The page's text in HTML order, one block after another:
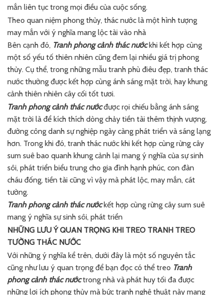
mắn liên tục trong mọi điều của cuộc sống.
Theo quan niệm phong thủy, thác nước là một hình tượng
may mắn với ý nghĩa mang lộc tài vào nhà
Bên cạnh đó, Tranh phong cảnh thác nướckhi kết hợp cùng
một số yếu tố thiên nhiên cũng đem lại nhiều giá trị phong
thủy. Cụ thể, trong những mẫu tranh phù điêu đẹp, tranh thác
nước thường được kết hợp cùng ánh sáng mặt trời, hay khung
cảnh thiên nhiên cây cối tốt tươi.
Tranh phong cảnh thác nướcđược rọi chiếu bằng ánh sáng
mặt trời là để kích thích dòng chảy tiền tài thêm thịnh vượng,
đường công danh sự nghiệp ngày càng phát triển và sáng lạng
hơn. Trong khi đó, tranh thác nước khi kết hợp cùng rừng cây
sum suê bao quanh khung cảnh lại mang ý nghĩa của sự sinh
sôi, phát triển biểu trung cho gia đình hạnh phúc, con đàn
cháu đống, tiền tài cũng vì vậy mà phát lộc, may mắn, cát
tường.
Tranh phong cảnh thác nướckết hợp cùng rừng cây sum suê
mang ý nghĩa sự sinh sôi, phát triển
NHỮNG LƯU Ý QUAN TRỌNG KHI TREO TRANH TREO
TƯỜNG THÁC NƯỚC
Với những ý nghĩa kể trên, dưới đây là một số nguyên tắc
cũng như lưu ý quan trọng để bạn đọc có thể treo Tranh
phong cảnh thác nướctrong nhà và phát huy tối đa được
những lợi ích phong thủy mà bức tranh nghệ thuật này mang